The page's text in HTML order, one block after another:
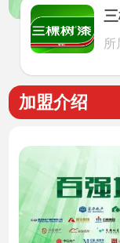
所
加盟介绍